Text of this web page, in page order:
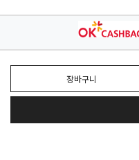
장바구니